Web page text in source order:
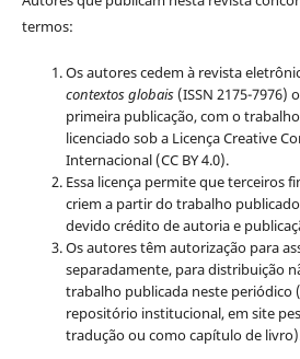
termos:
Os autores cedem à revista
contextos globais(ISSN 2175-7976)
primeira publicação, com o
licenciado sob a Licença Creative
Internacional (CC BY 4.0).
Essa licença permite que terceiros
criem a partir do trabalho
devido crédito de autoria e
Os autores têm autorização para
separadamente, para distribuição
trabalho publicada neste periódico
repositório institucional, em site
tradução ou como capítulo de